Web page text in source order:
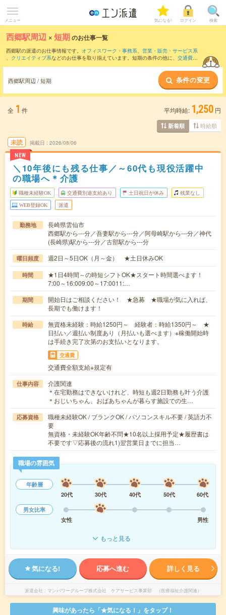
メニュー 気になる! ログイン 検索
西郷駅周辺 ×短期のお仕事一覧
西郷駅の派遣のお仕事情報です。 オフィスワーク・事務系、 営業・販売・サービス系
、 クリエイティブ系などのお仕事を取り揃えています。短期の条件の他に、 交通費別
西郷駅周辺 / 短期 条件の変更
全 1 件 平均時給: 1,250 円
新着順 時給順
未読
NEW
掲載日 2026/08/06
＼10年後にも残る仕事／～60代も現役活躍中
の職場へ＊介護
職種未経験OK 交通費別途支給あり 土日祝日が休み 残業なし
WEB登録OK 派遣
勤務地
長崎県雲仙市
西郷駅から---分／吾妻駅から---分／阿母崎駅から---分／神代
(長崎県)駅から---分／古部駅から---分
曜日頻度 週2日～5日OK（月～金） ★土日休みOK
時間
★1日4時間～の時短シフトOK★スタート時間選べます！
7:00～16:009:00～17:0011:…
期間
開始日はご相談ください！ ★急募 ★職場が気に入れば、
長期でも働けます！
時給
無資格未経験：時給1250円～ 経験者：時給1350円～ ★
日払い／週払い制度あり（月払いも選べます）※稼働開始時
は手続き完了次第のお支払いとなります。
交通費
交通費全額支給※規定有
仕事内容
介護関連
＊在宅勤務はできないけれど、時短も週2日勤務も叶う介護
＊おじいちゃん、おばあちゃんが暮らす施設での生…
応募資格
職種未経験OK / ブランクOK / パソコンスキル不要 / 英語力不
要
無資格・未経験OK年齢不問★10名以上採用予定★履歴書は
不要です▽応募後の流れ1)翌営業日までに担当…
職場の雰囲気
年齢層
20代
30代 40代 50代
60代
男女比率
女性
男性
もっと見る
気になる! 応募へ進む 詳しく見る
派遣会社 マンパワーグループ株式会社 ケアサービス事業部 （医療福祉介護関連）
興味があったら「★気になる！」をタップ！